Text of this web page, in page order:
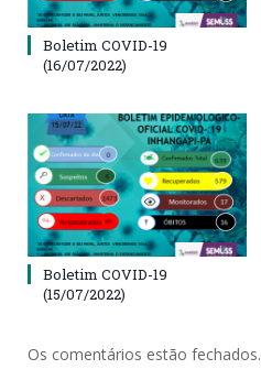
Boletim COVID-19
(16/07/2022)
Boletim COVID-19
(15/07/2022)
Os comentários estão fechados.